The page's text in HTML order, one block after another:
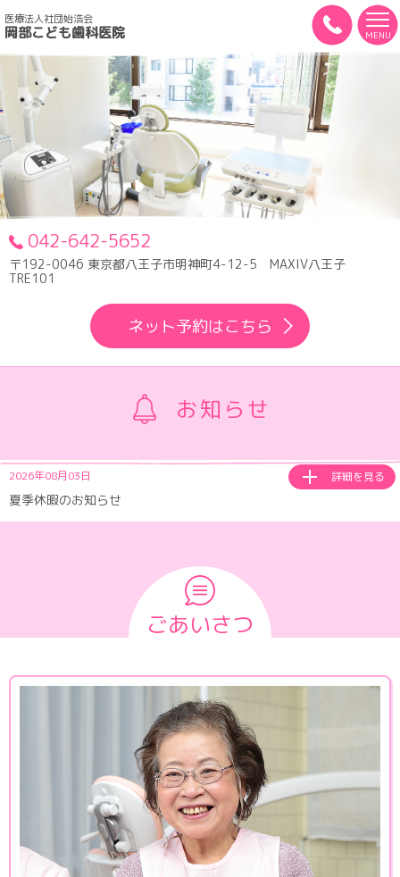
医療法人社団始浩会
岡部こども歯科医院 MENU
042-642-5652
〒192-0046 東京都八王子市明神町4-12-5 MAXIV八王子
TRE101
ネット予約はこちら
お知らせ
2026年08月03日
夏季休暇のお知らせ
詳細を見る
ごあいさつ